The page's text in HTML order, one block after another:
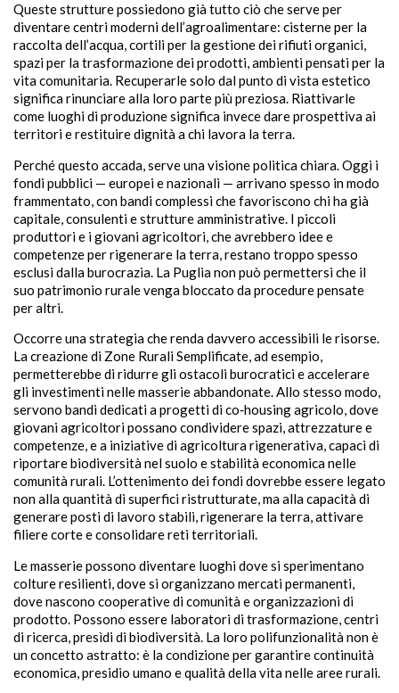
Queste strutture possiedono già tutto ciò che serve per
diventare centri moderni dell’agroalimentare: cisterne per la
raccolta dell’acqua, cortili per la gestione dei rifiuti organici,
spazi per la trasformazione dei prodotti, ambienti pensati per la
vita comunitaria. Recuperarle solo dal punto di vista estetico
significa rinunciare alla loro parte più preziosa. Riattivarle
come luoghi di produzione significa invece dare prospettiva ai
territori e restituire dignità a chi lavora la terra.
Perché questo accada, serve una visione politica chiara. Oggi i
fondi pubblici — europei e nazionali — arrivano spesso in modo
frammentato, con bandi complessi che favoriscono chi ha già
capitale, consulenti e strutture amministrative. I piccoli
produttori e i giovani agricoltori, che avrebbero idee e
competenze per rigenerare la terra, restano troppo spesso
esclusi dalla burocrazia. La Puglia non può permettersi che il
suo patrimonio rurale venga bloccato da procedure pensate
per altri.
Occorre una strategia che renda davvero accessibili le risorse.
La creazione di Zone Rurali Semplificate, ad esempio,
permetterebbe di ridurre gli ostacoli burocratici e accelerare
gli investimenti nelle masserie abbandonate. Allo stesso modo,
servono bandi dedicati a progetti di co‑housing agricolo, dove
giovani agricoltori possano condividere spazi, attrezzature e
competenze, e a iniziative di agricoltura rigenerativa, capaci di
riportare biodiversità nel suolo e stabilità economica nelle
comunità rurali. L’ottenimento dei fondi dovrebbe essere legato
non alla quantità di superfici ristrutturate, ma alla capacità di
generare posti di lavoro stabili, rigenerare la terra, attivare
filiere corte e consolidare reti territoriali.
Le masserie possono diventare luoghi dove si sperimentano
colture resilienti, dove si organizzano mercati permanenti,
dove nascono cooperative di comunità e organizzazioni di
prodotto. Possono essere laboratori di trasformazione, centri
di ricerca, presìdi di biodiversità. La loro polifunzionalità non è
un concetto astratto: è la condizione per garantire continuità
economica, presidio umano e qualità della vita nelle aree rurali.